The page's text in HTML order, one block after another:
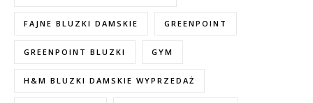
FAJNE BLUZKI DAMSKIE GREENPOINT
GREENPOINT BLUZKI GYM
H&M BLUZKI DAMSKIE WYPRZEDAŻ